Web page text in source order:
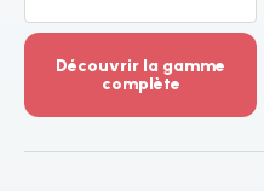
Découvrir la gamme
complète
-